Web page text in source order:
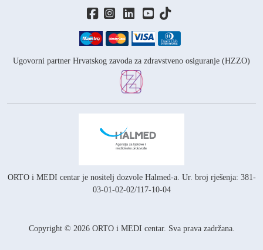
Copyright © 2026 ORTO i MEDI centar. Sva prava zadržana.
Ugovorni partner Hrvatskog zavoda za zdravstveno osiguranje (HZZO)
ORTO i MEDI centar je nositelj dozvole Halmed-a. Ur. broj rješenja: 381-
03-01-02-02/117-10-04